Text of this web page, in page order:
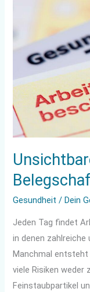
Gesundheit /Dein
Jeden Tag findet
in denen
Manchmal entsteht
viele Risiken weder
Feinstaubpartikel
Belegschaft
krank
machen
kann